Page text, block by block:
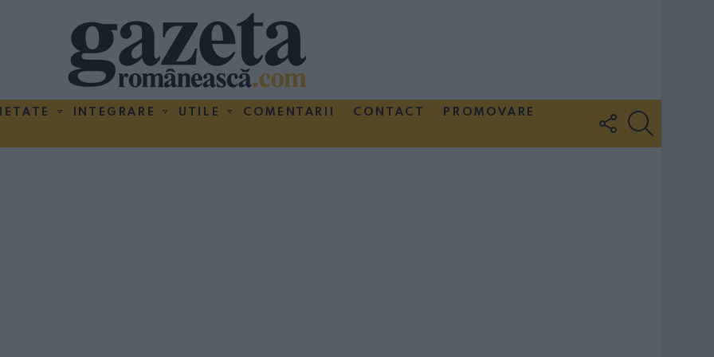
INTEGRARE UTILE COMENTARII CONTACT
PROMOVARE
FOLLOW
US